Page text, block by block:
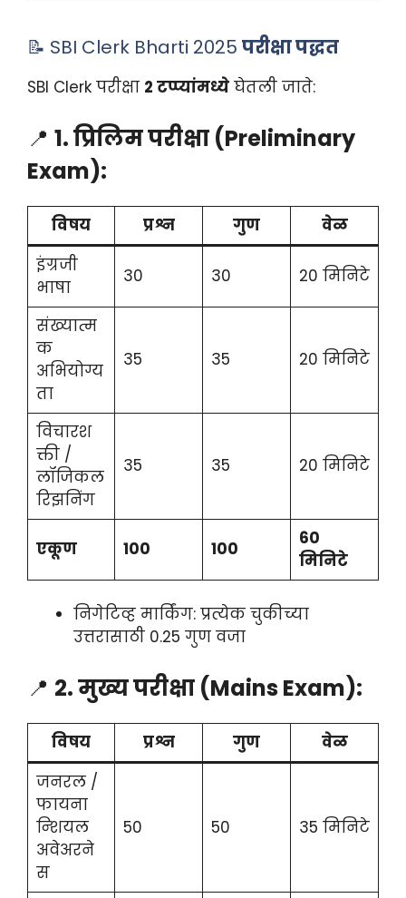
📝 SBI Clerk Bharti 2025 परीक्षा पद्धत
SBI Clerk परीक्षा 2 टप्प्यांमध्ये घेतली जाते:
📍 1. प्रिलिम परीक्षा (Preliminary
Exam):
विषय प्रश्न गुण
वेळ
इंग्रजी
भाषा
30 30 20 मिनिटे
संख्यात्म
क
अभियोग्य
ता
35 35 20 मिनिटे
विचारश
क्ती /
लॉजिकल
रिझनिंग
35 35 20 मिनिटे
एकूण 100 100
60
मिनिटे
निगेटिव्ह मार्किंग: प्रत्येक चुकीच्या
उत्तरासाठी 0.25 गुण वजा
📍 2. मुख्य परीक्षा (Mains Exam):
विषय प्रश्न गुण
वेळ
जनरल /
फायना
न्शियल
अवेअरने
स
50 50 35 मिनिटे